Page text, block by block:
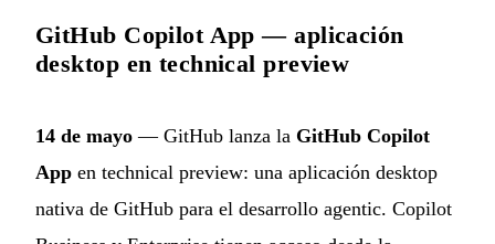
GitHub Copilot App — aplicación
desktop en technical preview
14 de mayo — GitHub lanza la GitHub Copilot
App en technical preview: una aplicación desktop
nativa de GitHub para el desarrollo agentic. Copilot